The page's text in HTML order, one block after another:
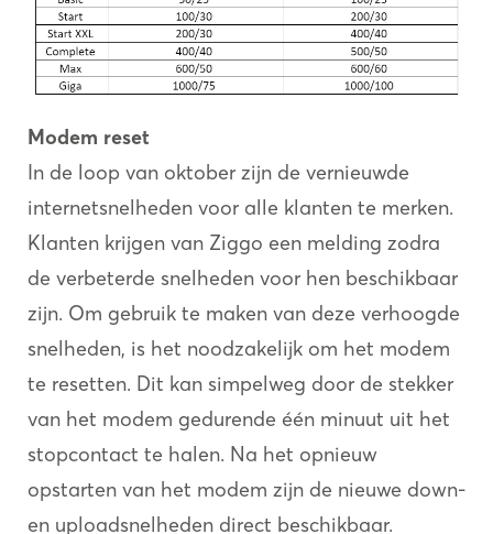
Modem reset
In de loop van oktober zijn de vernieuwde
internetsnelheden voor alle klanten te merken.
Klanten krijgen van Ziggo een melding zodra
de verbeterde snelheden voor hen beschikbaar
zijn. Om gebruik te maken van deze verhoogde
snelheden, is het noodzakelijk om het modem
te resetten. Dit kan simpelweg door de stekker
van het modem gedurende één minuut uit het
stopcontact te halen. Na het opnieuw
opstarten van het modem zijn de nieuwe down-
en uploadsnelheden direct beschikbaar.